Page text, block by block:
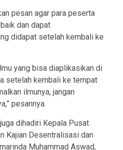
pesan agar para peserta
dan dapat
didapat setelah kembali ke
yang bisa diaplikasikan di
setelah kembali ke tempat
ilmunya, jangan
pesannya.
dihadiri Kepala Pusat
Kajian Desentralisasi dan
Muhammad Aswad,